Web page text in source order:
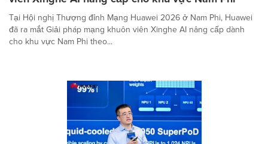
Tại Hội nghị Thượng đỉnh Mạng Huawei 2026 ở Nam Phi, Huawei
đã ra mắt Giải pháp mạng khuôn viên Xinghe AI nâng cấp dành
cho khu vực Nam Phi theo...